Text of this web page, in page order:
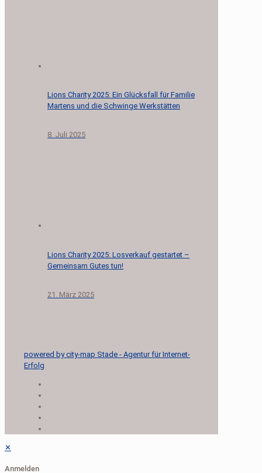
Lions Charity 2025: Ein Glücksfall für Familie
Martens und die Schwinge Werkstätten
8. Juli 2025
Lions Charity 2025: Losverkauf gestartet –
Gemeinsam Gutes tun!
21. März 2025
powered by city-map Stade - Agentur für Internet-
Erfolg
✕
Anmelden